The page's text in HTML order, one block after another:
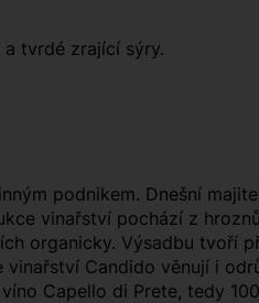
a tvrdé zrající sýry.
podnikem. Dnešní
vinařství pochází z
organicky. Výsadbu tvoří
Candido věnují i
Capello di Prete, tedy